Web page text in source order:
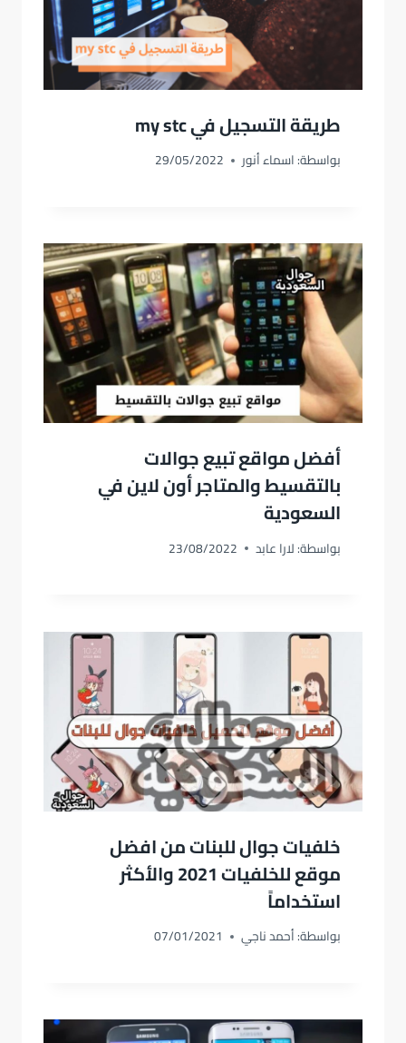
طريقة التسجيل في my stc
بواسطة:اسماء أنور 29/05/2022
أفضل مواقع تبيع جوالات
بالتقسيط والمتاجر أون لاين في
السعودية
بواسطة:لارا عابد 23/08/2022
خلفيات جوال للبنات من افضل
موقع للخلفيات 2021 والأكثر
استخداماً
بواسطة:أحمد ناجي 07/01/2021